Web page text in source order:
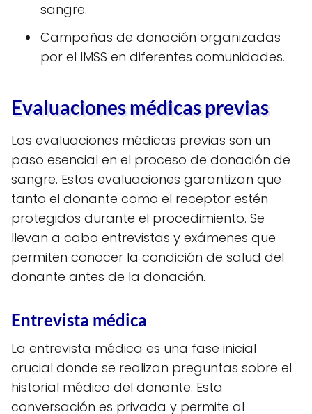
sangre.
Campañas de donación organizadas
por el IMSS en diferentes comunidades.
Evaluaciones médicas previas
Las evaluaciones médicas previas son un
paso esencial en el proceso de donación de
sangre. Estas evaluaciones garantizan que
tanto el donante como el receptor estén
protegidos durante el procedimiento. Se
llevan a cabo entrevistas y exámenes que
permiten conocer la condición de salud del
donante antes de la donación.
Entrevista médica
La entrevista médica es una fase inicial
crucial donde se realizan preguntas sobre el
historial médico del donante. Esta
conversación es privada y permite al